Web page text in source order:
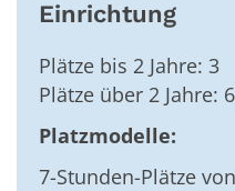
Einrichtung
Plätze bis 2 Jahre: 3
Plätze über 2 Jahre:
Platzmodelle:
7-Stunden-Plätze